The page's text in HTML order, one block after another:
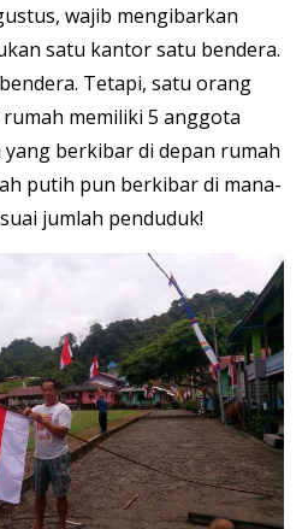
wajib mengibarkan
satu kantor satu bendera.
Tetapi, satu orang
memiliki 5 anggota
berkibar di depan rumah
putih pun berkibar di mana-
jumlah penduduk!